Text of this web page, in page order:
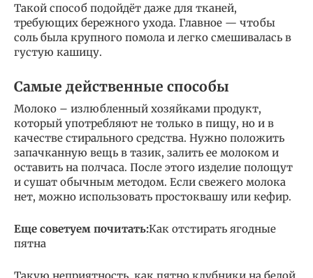
Такой способ подойдёт даже для тканей,
требующих бережного ухода. Главное — чтобы
соль была крупного помола и легко смешивалась в
густую кашицу.
Самые действенные способы
Молоко – излюбленный хозяйками продукт,
который употребляют не только в пищу, но и в
качестве стирального средства. Нужно положить
запачканную вещь в тазик, залить ее молоком и
оставить на полчаса. После этого изделие полощут
и сушат обычным методом. Если свежего молока
нет, можно использовать простоквашу или кефир.
Еще советуем почитать:Как отстирать ягодные
пятна